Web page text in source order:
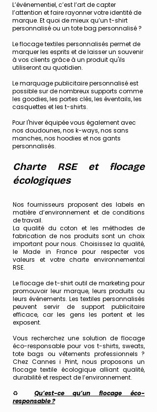
L’événementiel, c’est l’art de capter
l’attention et faire rayonner votre identité de
marque. Et quoi de mieux qu’un t-shirt
personnalisé ou un tote bag personnalisé ?
Le flocage textiles personnalisés permet de
marquer les esprits et de laisser un souvenir
à vos clients grâce à un produit qu'ils
utiliseront au quotidien.
Le marquage publicitaire personnalisé est
possible sur de nombreux supports comme
les goodies, les portes clés, les éventails, les
casquettes et les t-shirts.
Pour l'hiver équipée vous également avec
nos doudounes, nos k-ways, nos sans
manches, nos hoodies et nos gants
personnalisés.
Charte RSE et flocage
écologiques
Nos fournisseurs proposent des labels en
matière d’environnement et de conditions
de travail.​
La qualité du coton et les méthodes de
fabrication de nos produits sont un choix
important pour nous. Choisissez la qualité,
le Made in France pour respecter vos
valeurs et votre charte environnemental
RSE.
​Le flocage de t-shirt outil de marketing pour
promouvoir leur marque, leurs produits ou
leurs événements. Les textiles personnalisés
peuvent servir de support publicitaire
efficace, car les gens les portent et les
exposent.
Vous recherchez une solution de flocage
éco-responsable pour vos t-shirts, sweats,
tote bags ou vêtements professionnels ?
Chez Cannes i Print, nous proposons un
flocage textile écologique alliant qualité,
durabilité et respect de l’environnement.
♻️ Qu’est-ce qu’un flocage éco-
responsable ?